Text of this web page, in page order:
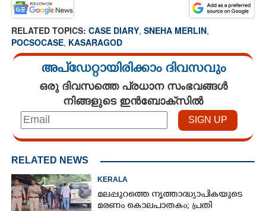
RELATED TOPICS: CASE DIARY, SNEHA MERLIN,
POCSOCASE, KASARAGOD
അപ്ഡേറ്റായിരിക്കാം ദിവസവും
ഒരു ദിവസത്തെ പ്രധാന സംഭവങ്ങൾ
നിങ്ങളുടെ ഇൻബോക്സിൽ
RELATED NEWS
KERALA
മലപ്പുറത്തെ നൃത്താദ്ധ്യാപികയുടെ
മരണം കൊലപാതകം; പ്രതി